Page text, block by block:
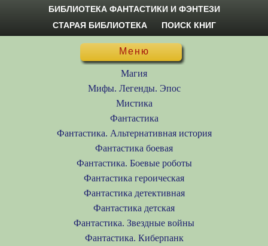
БИБЛИОТЕКА ФАНТАСТИКИ И ФЭНТЕЗИ
СТАРАЯ БИБЛИОТЕКА
ПОИСК КНИГ
Меню
Магия
Мифы. Легенды. Эпос
Мистика
Фантастика
Фантастика. Альтернативная история
Фантастика боевая
Фантастика. Боевые роботы
Фантастика героическая
Фантастика детективная
Фантастика детская
Фантастика. Звездные войны
Фантастика. Киберпанк